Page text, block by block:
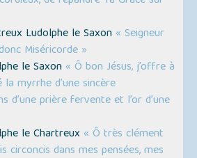
Ludolphe le Saxon « Seigneur
Miséricorde »
le Saxon « Ô bon Jésus, j’offre à
myrrhe d’une sincère
d’une prière fervente et l’or d’une
le Chartreux « Ô très clément
circoncis dans mes pensées, mes